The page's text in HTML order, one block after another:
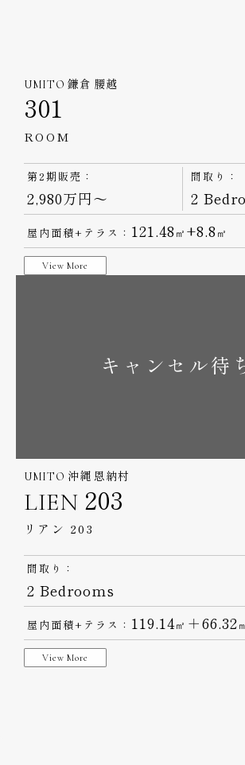
UMITO 鎌倉 腰越
301
ROOM
第2期販売：
2,980万円～
間取り：
2
屋内面積+テラス： 121.48 ㎡ +8.8 ㎡
View More
キャンセル待
UMITO 沖縄 恩納村
LIEN 203
リアン 203
間取り：
2 Bedrooms
屋内面積+テラス： 119.14㎡ ＋66.32
View More